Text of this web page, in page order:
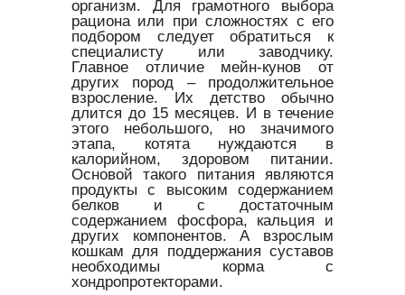
организм. Для грамотного выбора
рациона или при сложностях с его
подбором следует обратиться к
специалисту или заводчику.
Главное отличие мейн-кунов от
других пород – продолжительное
взросление. Их детство обычно
длится до 15 месяцев. И в течение
этого небольшого, но значимого
этапа, котята нуждаются в
калорийном, здоровом питании.
Основой такого питания являются
продукты с высоким содержанием
белков и с достаточным
содержанием фосфора, кальция и
других компонентов. А взрослым
кошкам для поддержания суставов
необходимы корма с
хондропротекторами.